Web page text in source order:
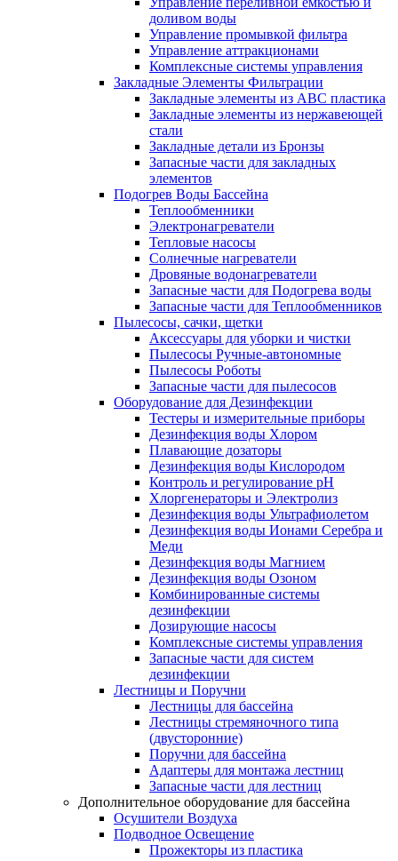
доливом воды
Управление промывкой фильтра
Управление аттракционами
Комплексные системы управления
Закладные Элементы Фильтрации
Закладные элементы из ABC пластика
Закладные элементы из нержавеющей
стали
Закладные детали из Бронзы
Запасные части для закладных
элементов
Подогрев Воды Бассейна
Теплообменники
Электронагреватели
Тепловые насосы
Солнечные нагреватели
Дровяные водонагреватели
Запасные части для Подогрева воды
Запасные части для Теплообменников
Пылесосы, сачки, щетки
Аксессуары для уборки и чистки
Пылесосы Ручные-автономные
Пылесосы Роботы
Запасные части для пылесосов
Оборудование для Дезинфекции
Тестеры и измерительные приборы
Дезинфекция воды Хлором
Плавающие дозаторы
Дезинфекция воды Кислородом
Контроль и регулирование рН
Хлоргенераторы и Электролиз
Дезинфекция воды Ультрафиолетом
Дезинфекция воды Ионами Серебра и
Меди
Дезинфекция воды Магнием
Дезинфекция воды Озоном
Комбинированные системы
дезинфекции
Дозирующие насосы
Комплексные системы управления
Запасные части для систем
дезинфекции
Лестницы и Поручни
Лестницы для бассейна
Лестницы стремяночного типа
(двусторонние)
Поручни для бассейна
Адаптеры для монтажа лестниц
Запасные части для лестниц
Дополнительное оборудование для бассейна
Осушители Воздуха
Подводное Освещение
Прожекторы из пластика